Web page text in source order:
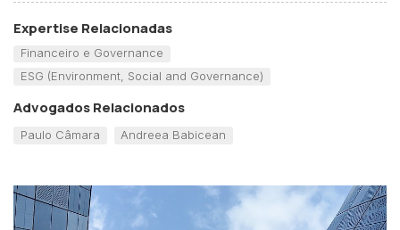
Expertise Relacionadas
Financeiro e Governance
ESG (Environment, Social and Governance)
Advogados Relacionados
Paulo Câmara Andreea Babicean